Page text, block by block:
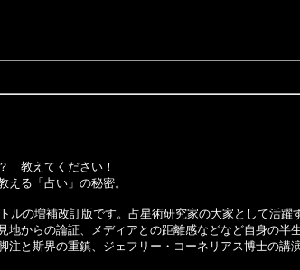
教えてください！
る「占い」の秘密。
の増補改訂版です。占星術研究家の大家として活
地からの論証、メディアとの距離感などなど自身の
と斯界の重鎮、ジェフリー・コーネリアス博士の講